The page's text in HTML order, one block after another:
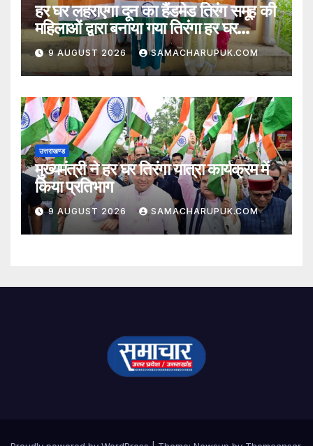
हर घर लहराएगा दून का हैंडमेड तिरंग समूह की
महिलाओं द्वारा बनाया गया तिरंगा हर घर
लहराएगा
9 AUGUST 2026 SAMACHARUPUK.COM
उत्तराखण्ड
मुख्यमंत्री ने हर घर तिरंगा यात्रा कार्यक्रम में
किया प्रतिभाग
9 AUGUST 2026 SAMACHARUPUK.COM